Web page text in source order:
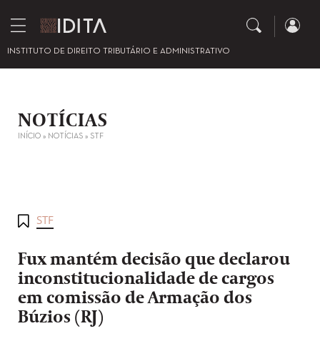
INSTITUTO DE DIREITO TRIBUTÁRIO E ADMINISTRATIVO
NOTÍCIAS
INÍCIO » NOTÍCIAS » STF
STF
Fux mantém decisão que declarou
inconstitucionalidade de cargos
em comissão de Armação dos
Búzios (RJ)